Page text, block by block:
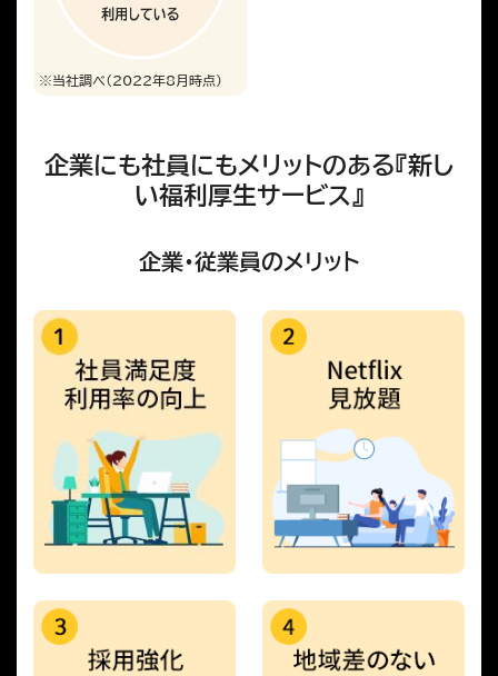
※当社調べ（2022年8月時点）
企業にも社員にもメリットのある『新し
い福利厚生サービス』
企業・従業員のメリット